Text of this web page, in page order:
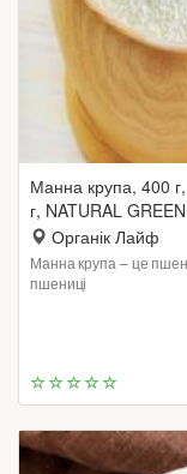
Манна крупа, 400
г, NATURAL GREEN
Органік Лайф
Манна крупа – це
пшениці